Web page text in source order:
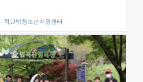
학교밖청소년지원센터